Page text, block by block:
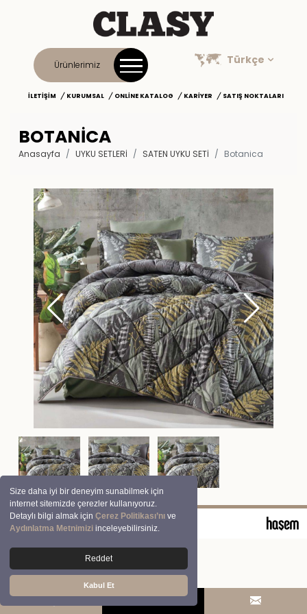
Size daha iyi bir deneyim sunabilmek için
internet sitemizde çerezler kullanıyoruz.
Detaylı bilgi almak içinÇerez Politikası’nı ve
Aydınlatma Metnimizi inceleyebilirsiniz.
Reddet
Kabul Et
Ürünlerimiz Türkçe
İLETIŞIM KURUMSAL ONLINE KATALOG KARIYER SATIŞ NOKTALARI
BOTANICA
Anasayfa UYKU SETLERİ SATEN UYKU SETI Botanica
© 2026 Clasy | Aran Tekstil San. ve Tic. A.Ş.